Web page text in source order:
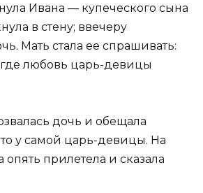
Ивана — купеческого сына
в стену; ввечеру
Мать стала ее спрашивать:
где любовь царь-девицы
дочь и обещала
у самой царь-девицы. На
прилетела и сказала